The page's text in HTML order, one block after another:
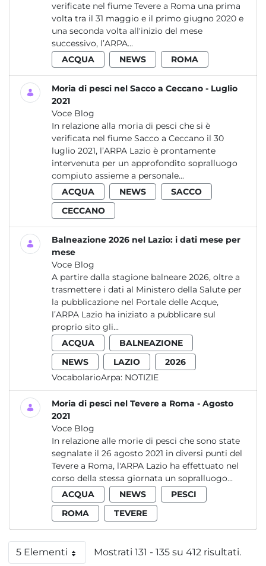
verificate nel fiume Tevere a Roma una prima
volta tra il 31 maggio e il primo giugno 2020 e
una seconda volta all'inizio del mese
successivo, l’ARPA...
ACQUA
NEWS ROMA
Moria di pesci nel Sacco a Ceccano - Luglio
2021
Voce Blog
In relazione alla moria di pesci che si è
verificata nel fiume Sacco a Ceccano il 30
luglio 2021, l’ARPA Lazio è prontamente
intervenuta per un approfondito sopralluogo
compiuto assieme a personale...
ACQUA
NEWS
SACCO
CECCANO
Balneazione 2026 nel Lazio: i dati mese per
mese
Voce Blog
A partire dalla stagione balneare 2026, oltre a
trasmettere i dati al Ministero della Salute per
la pubblicazione nel Portale delle Acque,
l’ARPA Lazio ha iniziato a pubblicare sul
proprio sito gli...
ACQUA
BALNEAZIONE
NEWS
LAZIO
2026
VocabolarioArpa: NOTIZIE
Moria di pesci nel Tevere a Roma - Agosto
2021
Voce Blog
In relazione alle morie di pesci che sono state
segnalate il 26 agosto 2021 in diversi punti del
Tevere a Roma, l'ARPA Lazio ha effettuato nel
corso della stessa giornata un sopralluogo...
ACQUA
NEWS
PESCI
ROMA
TEVERE
5 ElementiPer paginaMostrati 131 - 135 su 412 risultati.